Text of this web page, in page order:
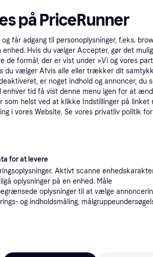
Wi-Fi 128GB
18
Samsung
7.545 kr.
4 butikker
på PriceRunner
får adgang til personoplysninger, f.eks.
Hvis du vælger Accepter, gør det
de formål, der er vist under »Vi og vores
du vælger Afvis alle eller trækker dit
er noget indhold og annoncer, du
enhver tid få vist denne menu igen for at
helst ved at klikke Indstillinger på linket
i vores Website. Se vores privatliv politik
for at levere
Aktivt scanne
oplysninger på en enhed. Måle
oplysninger til at vælge
og indholdsmåling,